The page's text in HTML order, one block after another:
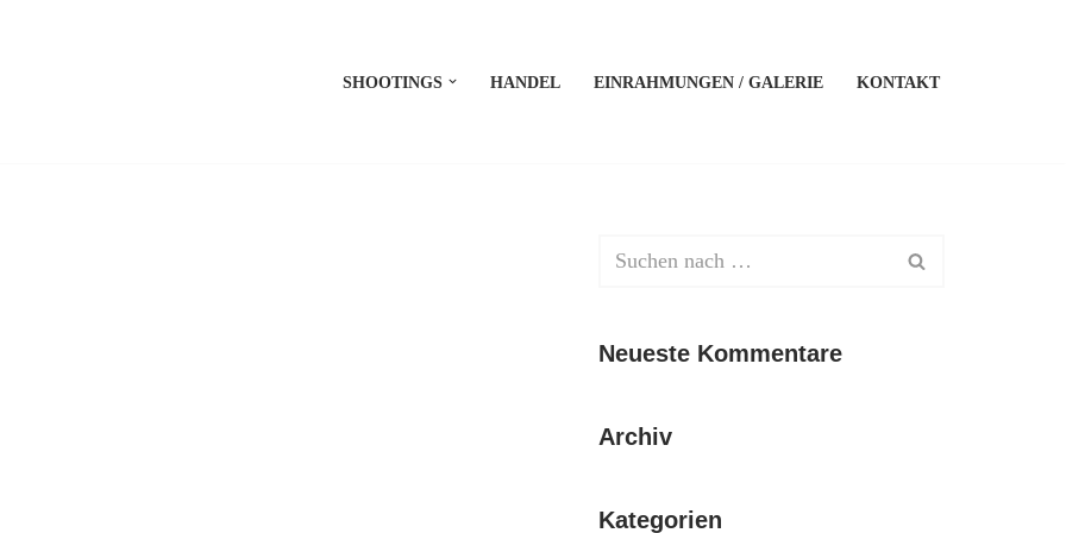
SHOOTINGS HANDEL EINRAHMUNGEN / GALERIE KONTAKT
Neueste Kommentare
Archiv
Kategorien